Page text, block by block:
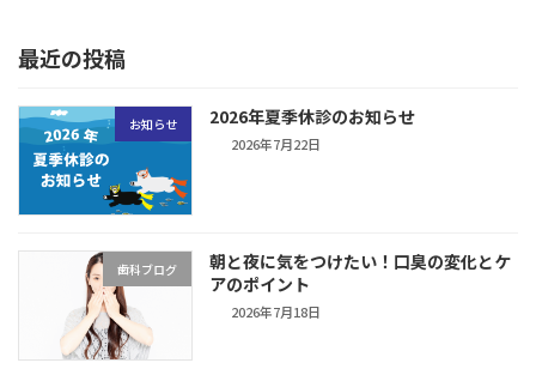
最近の投稿
お知らせ 2026年夏季休診のお知らせ
2026年7月22日
歯科ブログ
朝と夜に気をつけたい！口臭の変化とケ
アのポイント
2026年7月18日